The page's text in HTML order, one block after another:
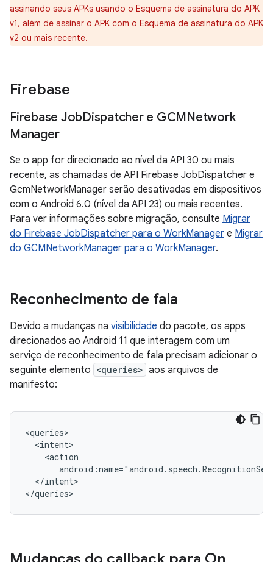
assinando seus APKs usando o Esquema de assinatura do APK
v1, além de assinar o APK com o Esquema de assinatura do APK
v2 ou mais recente.
Firebase
Firebase JobDispatcher e GCMNetwork
Manager
Se o app for direcionado ao nível da API 30 ou mais
recente, as chamadas de API Firebase JobDispatcher e
GcmNetworkManager serão desativadas em dispositivos
com o Android 6.0 (nível da API 23) ou mais recentes.
Para ver informações sobre migração, consulte Migrar
do Firebase JobDispatcher para o WorkManager e Migrar
do GCMNetworkManager para o WorkManager.
Reconhecimento de fala
Devido a mudanças na visibilidade do pacote, os apps
direcionados ao Android 11 que interagem com um
serviço de reconhecimento de fala precisam adicionar o
seguinte elemento <queries> aos arquivos de
manifesto:
</intent>
</queries>